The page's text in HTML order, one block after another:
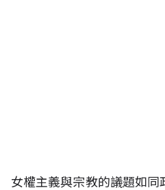
女權主義與宗教的議題如